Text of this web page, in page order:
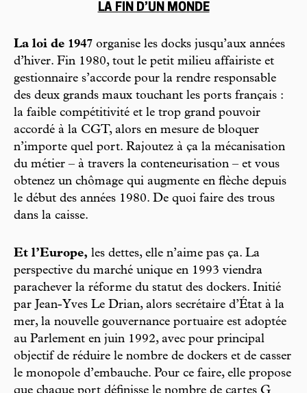
LA FIN D’UN MONDE
La loi de 1947 organise les docks jusqu’aux années
d’hiver. Fin 1980, tout le petit milieu affairiste et
gestionnaire s’accorde pour la rendre responsable
des deux grands maux touchant les ports français :
la faible compétitivité et le trop grand pouvoir
accordé à la CGT, alors en mesure de bloquer
n’importe quel port. Rajoutez à ça la mécanisation
du métier – à travers la conteneurisation – et vous
obtenez un chômage qui augmente en flèche depuis
le début des années 1980. De quoi faire des trous
dans la caisse.
Et l’Europe, les dettes, elle n’aime pas ça. La
perspective du marché unique en 1993 viendra
parachever la réforme du statut des dockers. Initié
par Jean-Yves Le Drian, alors secrétaire d’État à la
mer, la nouvelle gouvernance portuaire est adoptée
au Parlement en juin 1992, avec pour principal
objectif de réduire le nombre de dockers et de casser
le monopole d’embauche. Pour ce faire, elle propose